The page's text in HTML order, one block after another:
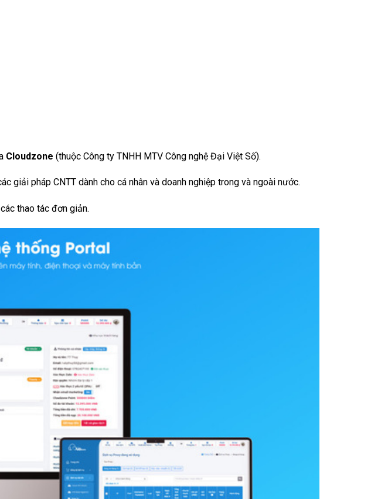
Cloudzone (thuộc Công ty TNHH MTV Công nghệ Đại Việt Số).
giải pháp CNTT dành cho cá nhân và doanh nghiệp trong và ngoài nước.
thao tác đơn giản.